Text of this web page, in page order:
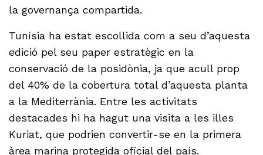
la governança compartida.
Tunísia ha estat escollida com a seu d’aquesta
edició pel seu paper estratègic en la
conservació de la posidònia, ja que acull prop
del 40% de la cobertura total d’aquesta planta
a la Mediterrània. Entre les activitats
destacades hi ha hagut una visita a les illes
Kuriat, que podrien convertir-se en la primera
àrea marina protegida oficial del país.